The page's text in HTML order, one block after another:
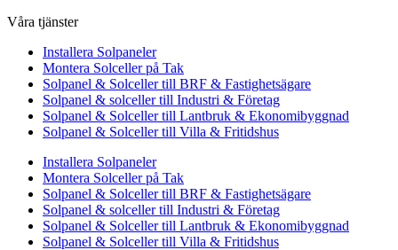
Våra tjänster
Installera Solpaneler
Montera Solceller på Tak
Solpanel & Solceller till BRF & Fastighetsägare
Solpanel & solceller till Industri & Företag
Solpanel & Solceller till Lantbruk & Ekonomibyggnad
Solpanel & Solceller till Villa & Fritidshus
Installera Solpaneler
Montera Solceller på Tak
Solpanel & Solceller till BRF & Fastighetsägare
Solpanel & solceller till Industri & Företag
Solpanel & Solceller till Lantbruk & Ekonomibyggnad
Solpanel & Solceller till Villa & Fritidshus